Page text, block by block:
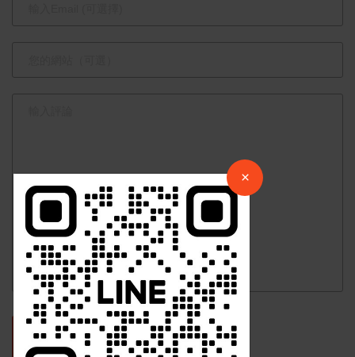
發表評論
請加入LINE好友連結
中 華 超 傳 媒
Https://reurl.cc/adqW77
×